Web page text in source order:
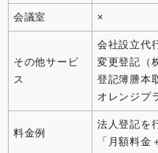
会議室 ×
その他サービ
ス
会社設立代
変更登記（
登記簿謄本
オレンジプ
料金例
法人登記を
「月額料金